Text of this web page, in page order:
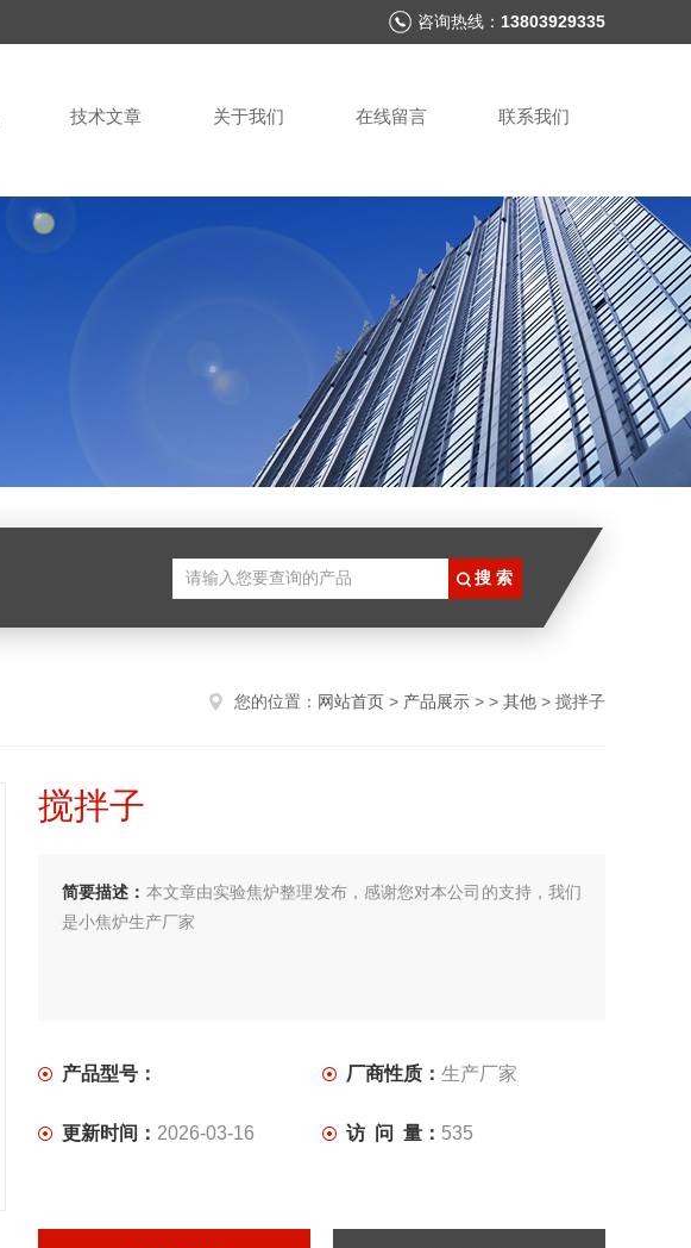
咨询热线： 13803929335
技术文章 关于我们 在线留言 联系我们
您的位置： 网站首页 > 产品展示 > > 其他 > 搅拌子
搅拌子
简要描述： 本文章由实验焦炉整理发布，感谢您对本公司的支持，我们
是小焦炉生产厂家
产品型号： 厂商性质： 生产厂家
更新时间： 2026-03-16 访 问 量： 535